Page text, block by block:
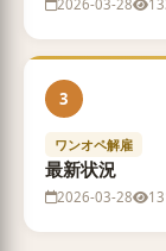
2026-03-28
3
ワンオペ解雇
最新状況
2026-03-28